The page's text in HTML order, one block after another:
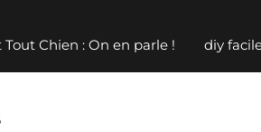
Tout Chien : On en parle ! diy